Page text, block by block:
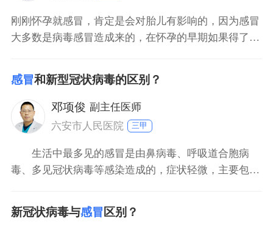
刚刚怀孕就感冒，肯定是会对胎儿有影响的，因为感冒
大多数是病毒感冒造成来的，在怀孕的早期如果得了病
要到医院产科进行相关检查，明确感冒原因再对症处
理。在整个孕期要按时进行产检。
感冒和新型冠状病毒的区别？
邓项俊 副主任医师
六安市人民医院
三甲
生活中最多见的感冒是由鼻病毒、呼吸道合胞病
毒、多见冠状病毒等感染造成的，症状轻微，主要包括
感染后的典型症状，以发热为主，同时会表现出乏力，
干咳，进行性呼吸困难，部分病人症状较轻，无明显发
新冠状病毒与感冒 区别？